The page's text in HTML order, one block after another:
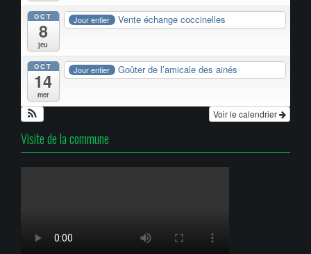
OCT
8
jeu
Jour entier Vente échange coccinelles
OCT
14
mer
Jour entier Goûter de l’amicale des ainés
Voir le calendrier
Visite de la commune